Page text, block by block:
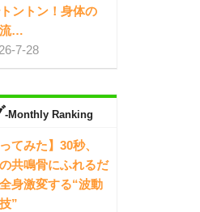
ントン！身体の
…
7-28
-Monthly Ranking
ってみた】30秒、
共鳴骨にふれるだ
身激変する“波動
”